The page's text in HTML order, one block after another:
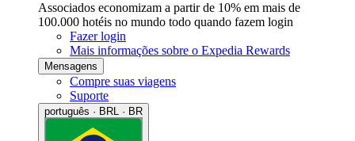
Associados economizam a partir de 10% em mais de
100.000 hotéis no mundo todo quando fazem login
Fazer login
Mais informações sobre o Expedia Rewards
Mensagens
Compre suas viagens
Suporte
português · BRL · BR